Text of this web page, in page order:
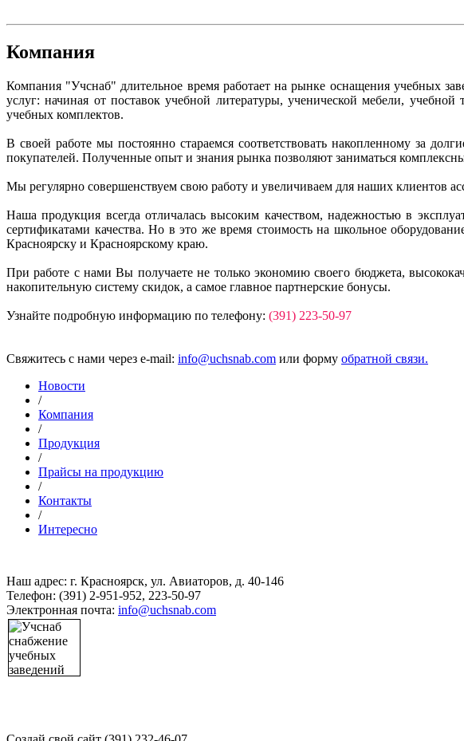
Компания
Компания "Учснаб" длительное время работает на рынке оснащения учебных
услуг: начиная от поставок учебной литературы, ученической мебели,
учебных комплектов.
В своей работе мы постоянно стараемся соответствовать накопленному за
покупателей. Полученные опыт и знания рынка позволяют заниматься
Мы регулярно совершенствуем свою работу и увеличиваем для наших клиентов
Наша продукция всегда отличалась высоким качеством, надежностью в
сертификатами качества. Но в это же время стоимость на школьное
Красноярску и Красноярскому краю.
При работе с нами Вы получаете не только экономию своего бюджета,
накопительную систему скидок, а самое главное партнерские бонусы.
Узнайте подробную информацию по телефону: (391) 223-50-97
Свяжитесь с нами через e-mail: info@uchsnab.com или форму обратной связи.
Новости
/
Компания
/
Продукция
/
Прайсы на продукцию
/
Контакты
/
Интересно
Наш адрес: г. Красноярск, ул. Авиаторов, д. 40-146
Телефон: (391) 2-951-952, 223-50-97
Электронная почта: info@uchsnab.com